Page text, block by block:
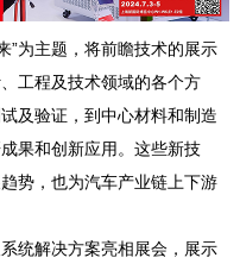
为主题，将前瞻技术的展示
工程及技术领域的各个方
及验证，到中心材料和制造
果和创新应用。这些新技
势，也为汽车产业链上下游
解决方案亮相展会，展示